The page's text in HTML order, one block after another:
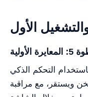
الأول
الأولية
التحكم الذكي
ويستقر، مع مراقبة